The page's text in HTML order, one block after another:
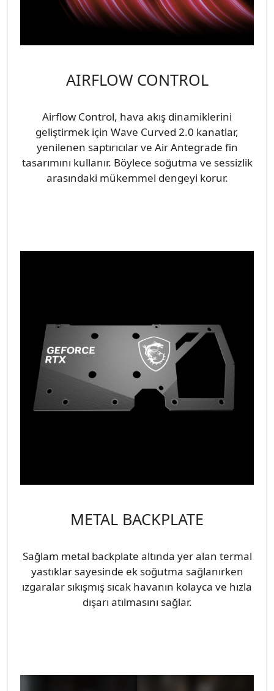
AIRFLOW CONTROL
Airflow Control, hava akış dinamiklerini
geliştirmek için Wave Curved 2.0 kanatlar,
yenilenen saptırıcılar ve Air Antegrade fin
tasarımını kullanır. Böylece soğutma ve sessizlik
arasındaki mükemmel dengeyi korur.
METAL BACKPLATE
Sağlam metal backplate altında yer alan termal
yastıklar sayesinde ek soğutma sağlanırken
ızgaralar sıkışmış sıcak havanın kolayca ve hızla
dışarı atılmasını sağlar.